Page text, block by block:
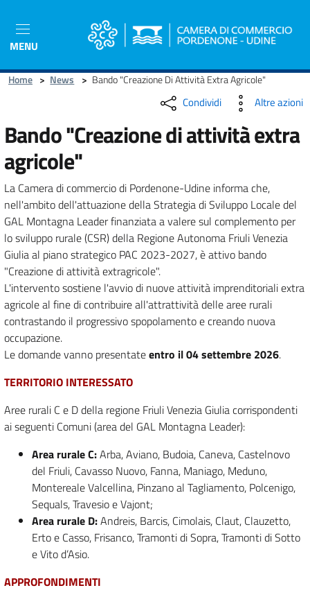
contenuto
MENU
Home > News > Bando "Creazione Di Attività Extra Agricole"
Condividi Altre azioni
Bando "Creazione di attività extra
agricole"
La Camera di commercio di Pordenone-Udine informa che,
nell'ambito dell'attuazione della Strategia di Sviluppo Locale del
GAL Montagna Leader finanziata a valere sul complemento per
lo sviluppo rurale (CSR) della Regione Autonoma Friuli Venezia
Giulia al piano strategico PAC 2023-2027, è attivo bando
"Creazione di attività extragricole".
L'intervento sostiene l'avvio di nuove attività imprenditoriali extra
agricole al fine di contribuire all'attrattività delle aree rurali
contrastando il progressivo spopolamento e creando nuova
occupazione.
Le domande vanno presentateentro il 04 settembre 2026.
TERRITORIO INTERESSATO
Aree rurali C e D della regione Friuli Venezia Giulia corrispondenti
ai seguenti Comuni (area del GAL Montagna Leader):
Area rurale C:Arba, Aviano, Budoia, Caneva, Castelnovo
del Friuli, Cavasso Nuovo, Fanna, Maniago, Meduno,
Montereale Valcellina, Pinzano al Tagliamento, Polcenigo,
Sequals, Travesio e Vajont;
Area rurale D:Andreis, Barcis, Cimolais, Claut, Clauzetto,
Erto e Casso, Frisanco, Tramonti di Sopra, Tramonti di Sotto
e Vito d’Asio.
APPROFONDIMENTI